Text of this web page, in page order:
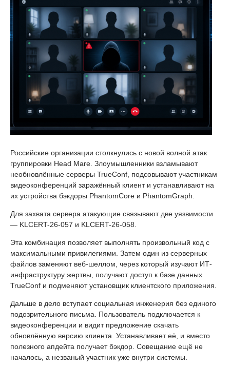
Российские организации столкнулись с новой волной атак
группировки Head Mare. Злоумышленники взламывают
необновлённые серверы TrueConf, подсовывают участникам
видеоконференций заражённый клиент и устанавливают на
их устройства бэкдоры PhantomCore и PhantomGraph.
Для захвата сервера атакующие связывают две уязвимости
— KLCERT-26-057 и KLCERT-26-058.
Эта комбинация позволяет выполнять произвольный код с
максимальными привилегиями. Затем один из серверных
файлов заменяют веб-шеллом, через который изучают ИТ-
инфраструктуру жертвы, получают доступ к базе данных
TrueConf и подменяют установщик клиентского приложения.
Дальше в дело вступает социальная инженерия без единого
подозрительного письма. Пользователь подключается к
видеоконференции и видит предложение скачать
обновлённую версию клиента. Устанавливает её, и вместо
полезного апдейта получает бэкдор. Совещание ещё не
началось, а незваный участник уже внутри системы.